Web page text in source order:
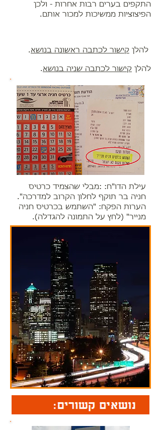
התקפים בערים רבות אחרות - ולכן
הפיצוציות ממשיכות למכור אותם.
להלן קישור לכתבה ראשונה בנושא.
להלן קישור לכתבה שניה בנושא.
עילת הדו"ח: :מבלי שהצמיד כרטיס
חניה בר תוקף לחלון הקרוב למדרכה".
הערות הפקח: "השתמש בכרטיס חניה
מנייר" (לחץ על התמונה להגדלה).